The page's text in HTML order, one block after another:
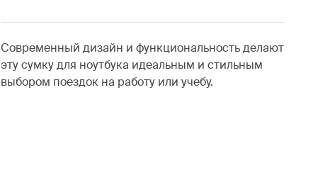
Современный дизайн и функциональность делают
эту сумку для ноутбука идеальным и стильным
выбором поездок на работу или учебу.